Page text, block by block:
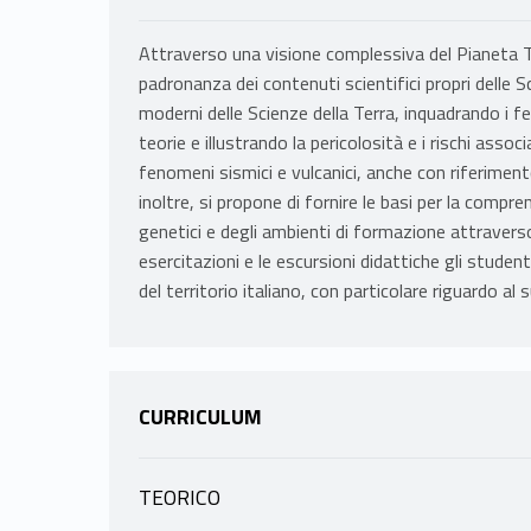
Attraverso una visione complessiva del Pianeta
padronanza dei contenuti scientifici propri delle
moderni delle Scienze della Terra, inquadrando i
teorie e illustrando la pericolosità e i rischi
fenomeni sismici e vulcanici, anche con
inoltre, si propone di fornire le basi per la
genetici e degli ambienti di formazione
esercitazioni e le escursioni didattiche gli
del territorio italiano, con particolare riguardo al
CURRICULUM
TEORICO